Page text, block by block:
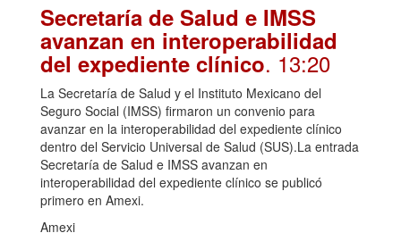
Secretaría de Salud e IMSS
avanzan en interoperabilidad
del expediente clínico. 13:20
La Secretaría de Salud y el Instituto Mexicano del
Seguro Social (IMSS) firmaron un convenio para
avanzar en la interoperabilidad del expediente clínico
dentro del Servicio Universal de Salud (SUS).La entrada
Secretaría de Salud e IMSS avanzan en
interoperabilidad del expediente clínico se publicó
primero en Amexi.
Amexi